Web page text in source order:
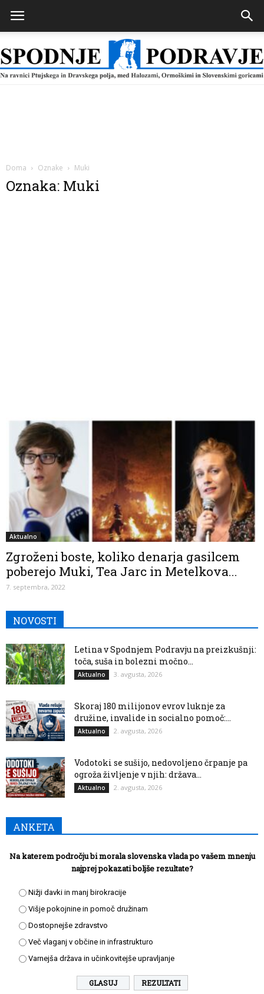
Doma Oznake Muki
Oznaka: Muki
Aktualno
Zgroženi boste, koliko denarja gasilcem
poberejo Muki, Tea Jarc in Metelkova...
7. septembra, 2022
NOVOSTI
Letina v Spodnjem Podravju na preizkušnji:
toča, suša in bolezni močno...
Aktualno 3. avgusta, 2026
Skoraj 180 milijonov evrov luknje za
družine, invalide in socialno pomoč:...
Aktualno 2. avgusta, 2026
Vodotoki se sušijo, nedovoljeno črpanje pa
ogroža življenje v njih: država...
Aktualno 2. avgusta, 2026
ANKETA
Na katerem področju bi morala slovenska vlada po vašem mnenju
najprej pokazati boljše rezultate?
Nižji davki in manj birokracije
Višje pokojnine in pomoč družinam
Dostopnejše zdravstvo
Več vlaganj v občine in infrastrukturo
Varnejša država in učinkovitejše upravljanje
REZULTATI